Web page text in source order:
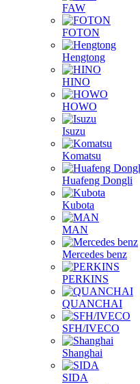
FAW
FOTON
Hengtong
HINO
HOWO
Isuzu
Komatsu
Huafeng Dongli
Kubota
MAN
Mercedes benz
PERKINS
QUANCHAI
SFH/IVECO
Shanghai
SIDA